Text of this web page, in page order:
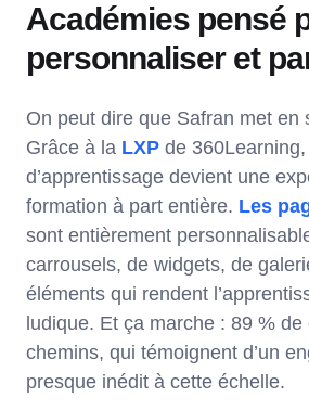
Académies pensé
personnaliser et
On peut dire que Safran met en
Grâce à la LXP de
d’apprentissage devient une
formation à part entière. Les
sont entièrement
carrousels, de widgets, de
éléments qui rendent
ludique. Et ça marche : 89 %
chemins, qui témoignent d’un
presque inédit à cette échelle.